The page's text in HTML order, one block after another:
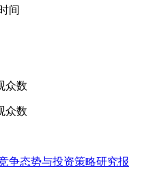
间
众数
众数
争态势与投资策略研究报